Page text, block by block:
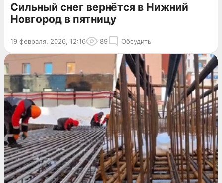
Сильный снег вернётся в Нижний
Новгород в пятницу
19 февраля, 2026, 12:16 89 Обсудить